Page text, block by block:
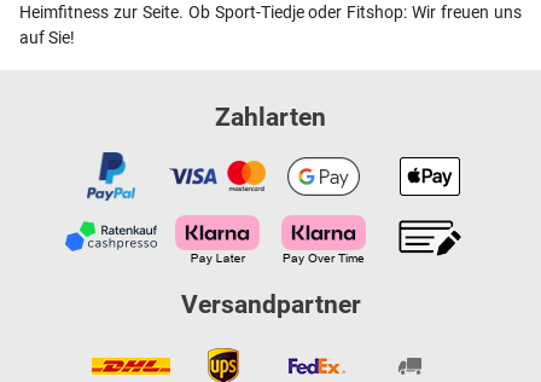
Heimfitness zur Seite. Ob Sport-Tiedje oder Fitshop: Wir freuen uns
auf Sie!
Zahlarten
Versandpartner